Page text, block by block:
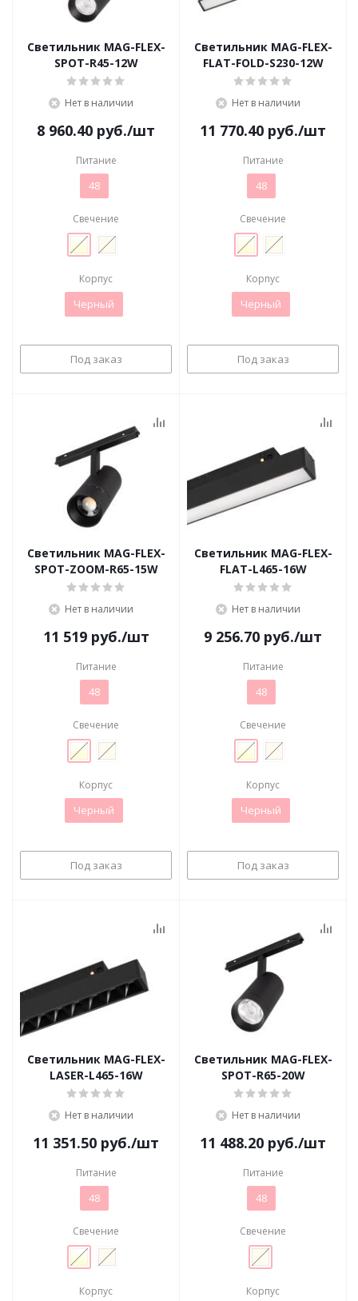
Светильник MAG-FLEX-
SPOT-R45-12W
Нет в наличии
8 960.40 руб./шт
Питание
48
Свечение
Корпус
Черный
Под заказ
Светильник MAG-FLEX-
FLAT-FOLD-S230-12W
Нет в наличии
11 770.40 руб./шт
Питание
48
Свечение
Корпус
Черный
Под заказ
Светильник MAG-FLEX-
SPOT-ZOOM-R65-15W
Нет в наличии
11 519руб./шт
Питание
48
Свечение
Корпус
Черный
Под заказ
Светильник MAG-FLEX-
FLAT-L465-16W
Нет в наличии
9 256.70 руб./шт
Питание
48
Свечение
Корпус
Черный
Под заказ
Светильник MAG-FLEX-
LASER-L465-16W
Нет в наличии
11 351.50 руб./шт
Питание
48
Свечение
Корпус
Светильник MAG-FLEX-
SPOT-R65-20W
Нет в наличии
11 488.20 руб./шт
Питание
48
Свечение
Корпус